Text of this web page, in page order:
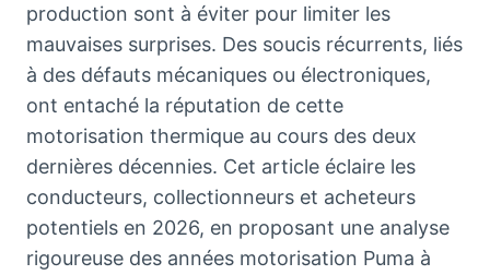
production sont à éviter pour limiter les
mauvaises surprises. Des soucis récurrents, liés
à des défauts mécaniques ou électroniques,
ont entaché la réputation de cette
motorisation thermique au cours des deux
dernières décennies. Cet article éclaire les
conducteurs, collectionneurs et acheteurs
potentiels en 2026, en proposant une analyse
rigoureuse des années motorisation Puma à